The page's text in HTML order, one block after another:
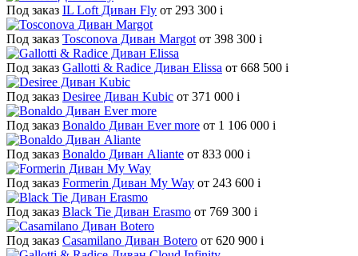
Под заказ IL Loft Диван Fly от 293 300 i
Под заказ Tosconova Диван Margot от 398 300 i
Под заказ Gallotti & Radice Диван Elissa от 668 500 i
Под заказ Desiree Диван Kubic от 371 000 i
Под заказ Bonaldo Диван Ever more от 1 106 000 i
Под заказ Bonaldo Диван Aliante от 833 000 i
Под заказ Formerin Диван My Way от 243 600 i
Под заказ Black Tie Диван Erasmo от 769 300 i
Под заказ Casamilano Диван Botero от 620 900 i